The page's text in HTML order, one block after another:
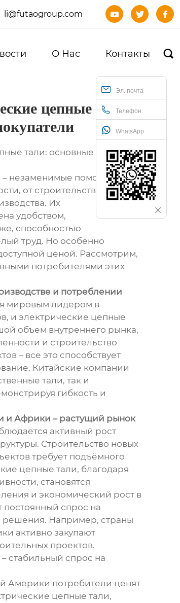
li@futaogroup.com   
О Нас Контакты 
Эл. почта
Телефон
WhatsApp
цепные тали
тали: основные страны-
– незаменимые помощники в
от строительства и
Их
удобством,
способностью
труд. Но особенно
ценой. Рассмотрим,
потребителями этих
и потреблении
мировым лидером в
и электрические цепные
объем внутреннего рынка,
и строительство
– все это способствует
Китайские компании
тали, так и
гибкость и
и Африки – растущий рынок
активный рост
Строительство новых
требует подъёмного
цепные тали, благодаря
становятся
и экономический рост в
постоянный спрос на
решения. Например, страны
активно закупают
проектов.
стабильный спрос на
Америки потребители ценят
цепные тали,